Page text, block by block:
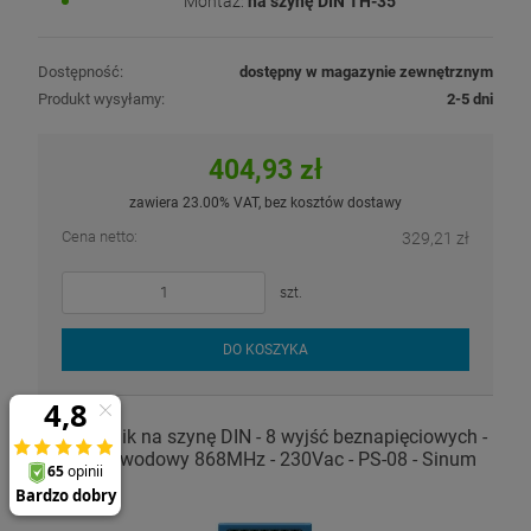
Dostępność:
dostępny w magazynie zewnętrznym
Produkt wysyłamy:
2-5 dni
404,93 zł
zawiera 23.00% VAT, bez kosztów dostawy
Cena netto: 329,21 zł
szt.
DO KOSZYKA
Przekaźnik na szynę DIN - 8 wyjść beznapięciowych -
bezprzewodowy 868MHz - 230Vac - PS-08 - Sinum